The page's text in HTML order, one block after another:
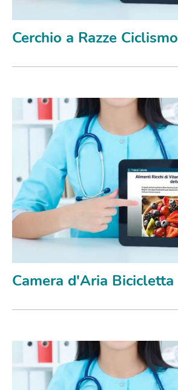
Cerchio a Razze Ciclismo
Camera d'Aria Bicicletta